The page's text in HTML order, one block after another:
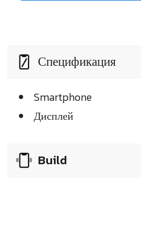
Спецификация
Smartphone
Дисплей
Build